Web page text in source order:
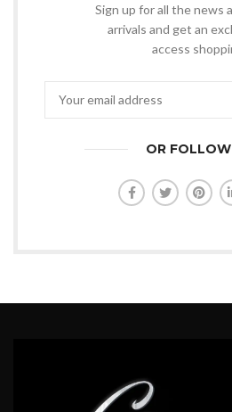
Sign up for all the news
arrivals and get an
access
OR